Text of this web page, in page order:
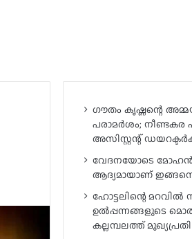
ഗൗതം കൃഷ്ണന്റെ
പരാമർശം; നീണ്ടകര
അസിസ്റ്റന്റ്
വേദനയോടെ
ആദ്യമായാണ് ഇങ്ങനെ
ഹോട്ടലിന്റെ
ഉൽപ്പന്നങ്ങളുടെ
കല്ലമ്പലത്ത്